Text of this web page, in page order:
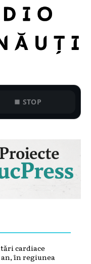
STOP
cardiace
în regiunea